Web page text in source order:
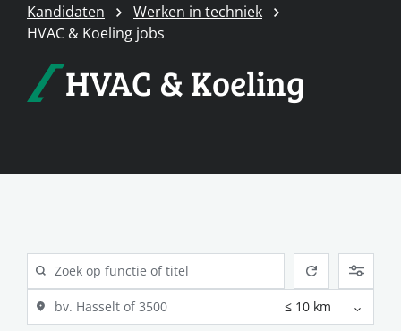
Kandidaten
Werken in techniek
HVAC & Koeling jobs
HVAC & Koeling